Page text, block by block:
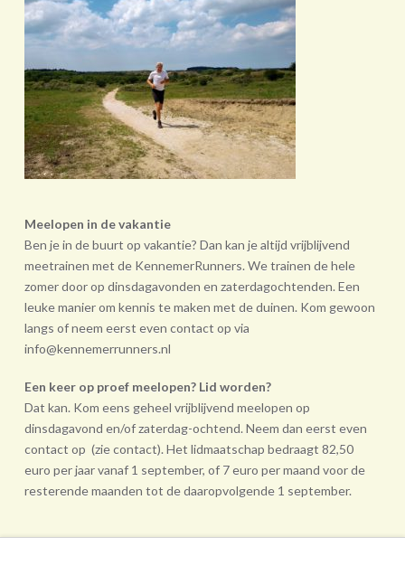
Meelopen in de vakantie
Ben je in de buurt op vakantie? Dan kan je altijd vrijblijvend
meetrainen met de KennemerRunners. We trainen de hele
zomer door op dinsdagavonden en zaterdagochtenden. Een
leuke manier om kennis te maken met de duinen. Kom gewoon
langs of neem eerst even contact op via
info@kennemerrunners.nl
Een keer op proef meelopen? Lid worden?
Dat kan. Kom eens geheel vrij­blijvend meelopen op
dinsdagavond en/of zaterdag-ochtend. Neem dan eerst even
contact op (zie contact). Het lidmaatschap bedraagt 82,50
euro per jaar vanaf 1 september, of 7 euro per maand voor de
resterende maanden tot de daarop­volgende 1 september.